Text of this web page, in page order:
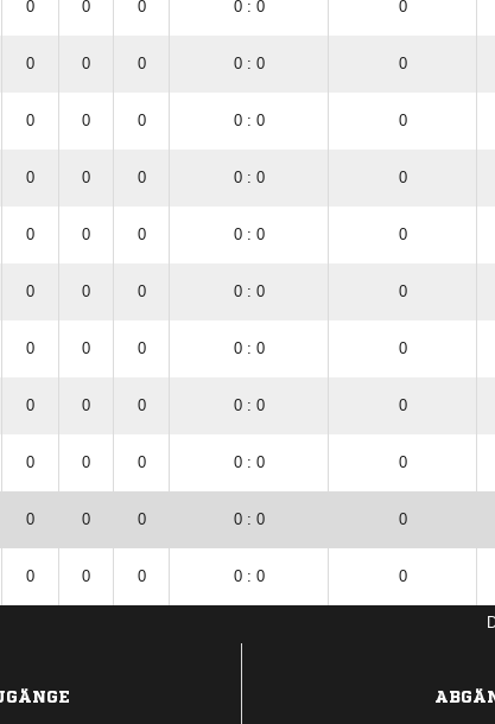
0 0 0 0 : 0 0
0 0 0 0 : 0 0
0 0 0 0 : 0 0
0 0 0 0 : 0 0
0 0 0 0 : 0 0
0 0 0 0 : 0 0
0 0 0 0 : 0 0
0 0 0 0 : 0 0
0 0 0 0 : 0 0
0 0 0 0 : 0 0
0 0 0 0 : 0 0